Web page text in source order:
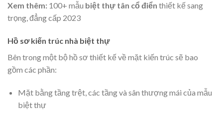
Xem thêm: 100+ mẫu biệt thự tân cổ điển thiết kế sang
trọng, đẳng cấp 2023
Hồ sơ kiến trúc nhà biệt thự
Bên trong một bộ hồ sơ thiết kế về mặt kiến trúc sẽ bao
gồm các phần:
Mặt bằng tầng trệt, các tầng và sân thượng mái của mẫu
biệt thự